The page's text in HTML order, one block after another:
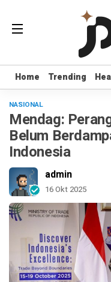
Home Trending
Home Trending
NASIONAL
Mendag:
Belum
Indonesia
admin
16 Okt 2025